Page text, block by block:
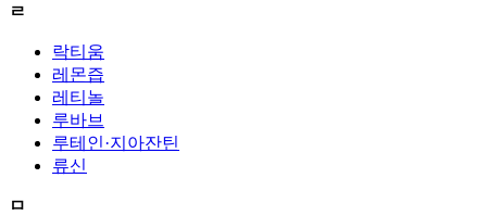
ㄹ
락티움
레몬즙
레티놀
루바브
루테인·지아잔틴
류신
ㅁ